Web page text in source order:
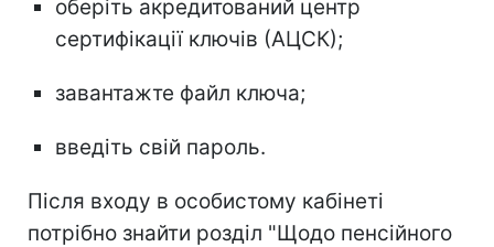
оберіть акредитований центр
сертифікації ключів (АЦСК);
завантажте файл ключа;
введіть свій пароль.
Після входу в особистому кабінеті
потрібно знайти розділ "Щодо пенсійного